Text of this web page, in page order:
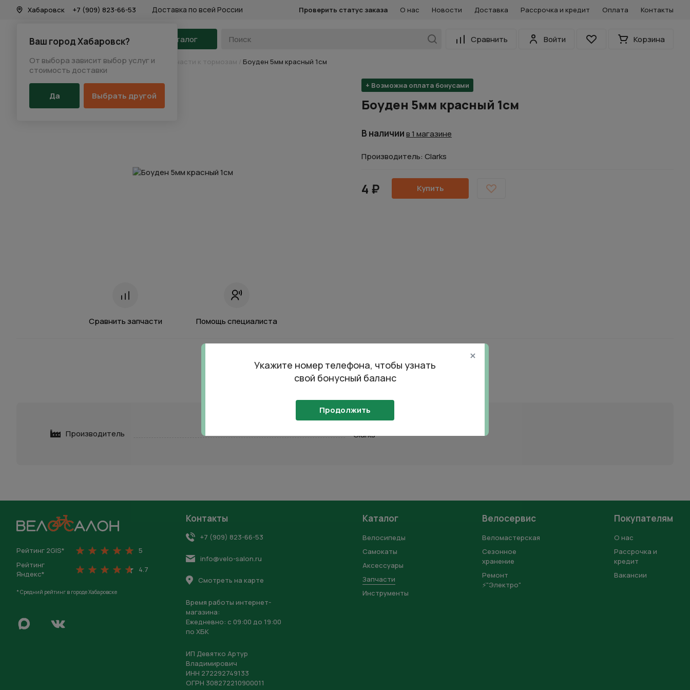
Хабаровск
Ваш город Хабаровск?
От выбора зависит выбор услуг и
стоимость доставки
Да Выбрать другой
+7 (909) 823-66-53 Доставка по всей России Проверить статус заказа О нас Новости Доставка Рассрочка и кредит Оплата Контакты
На главную Каталог Сравнить
Войти
Избранное Корзина
Каталог/Запчасти/Тормозная система Запчасти к тормозам / Боуден 5мм красный 1см
Сравнить запчасти Помощь специалиста
+ Возможна оплата бонусами
Боуден 5мм красный 1см
В наличиив 1 магазине
Производитель: Clarks
4 ₽ Купить
Характеристики
Производитель Clarks
Рейтинг 2GIS*
5
Рейтинг
Яндекс*
4.7
* Средний рейтинг в городе Хабаровске
Написать в MaxПерейти во Вконтакте
Контакты
+7 (909) 823-66-53
info@velo-salon.ru
Смотреть на карте
Время работы интернет-
магазина:
Ежедневно: c 09:00 до 19:00
по ХБК
ИП Девятко Артур
Владимирович
ИНН 272292749133
ОГРН 308272210900011
Каталог
Велосипеды
Самокаты
Аксессуары
Запчасти
Инструменты
Велосервис
Веломастерская
Сезонное
хранение
Ремонт
⚡"Электро"
Покупателям
О нас
Рассрочка и
кредит
Вакансии
Укажите номер телефона, чтобы узнать
свой бонусный баланс
Продолжить
Отправить